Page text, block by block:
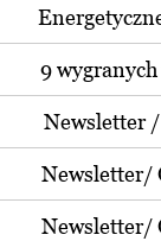
9
Newsletter
Newsletter/
Newsletter/